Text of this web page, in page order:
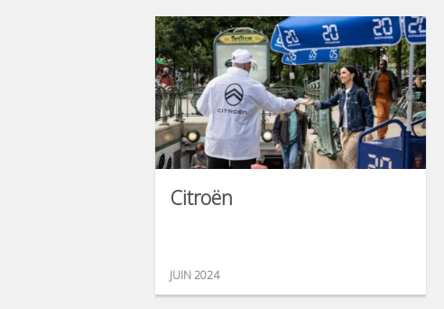
Citroën
JUIN 2024